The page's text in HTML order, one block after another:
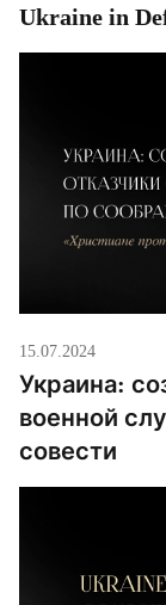
Ukraine in
15.07.2024
Украина:
военной
совести